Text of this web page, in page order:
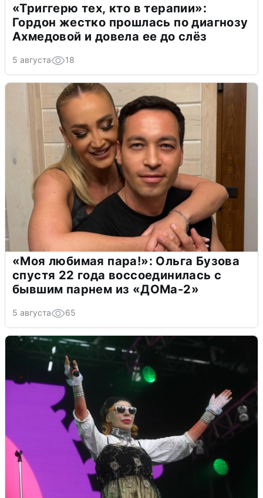
«Триггерю тех, кто в терапии»:
Гордон жестко прошлась по диагнозу
Ахмедовой и довела ее до слёз
5 августа 18
«Моя любимая пара!»: Ольга Бузова
спустя 22 года воссоединилась с
бывшим парнем из «ДОМа-2»
5 августа 65